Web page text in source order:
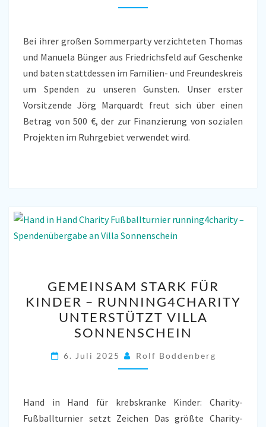
FÜR
PROJEKT
Bei ihrer großen Sommerparty verzichteten Thomas
und Manuela Bünger aus Friedrichsfeld auf Geschenke
und baten stattdessen im Familien- und Freundeskreis
um Spenden zu unseren Gunsten. Unser erster
Vorsitzende Jörg Marquardt freut sich über einen
Betrag von 500 €, der zur Finanzierung von sozialen
Projekten im Ruhrgebiet verwendet wird.
STARK
FÜR
KINDER
–
RUNNING4CHARITY
UNTERSTÜTZT
SONNENSCHEIN
GEMEINSAM STARK FÜR
KINDER – RUNNING4CHARITY
UNTERSTÜTZT VILLA
SONNENSCHEIN
6. Juli 2025 Rolf Boddenberg
Hand in Hand für krebskranke Kinder: Charity-
Fußballturnier setzt Zeichen Das größte Charity-